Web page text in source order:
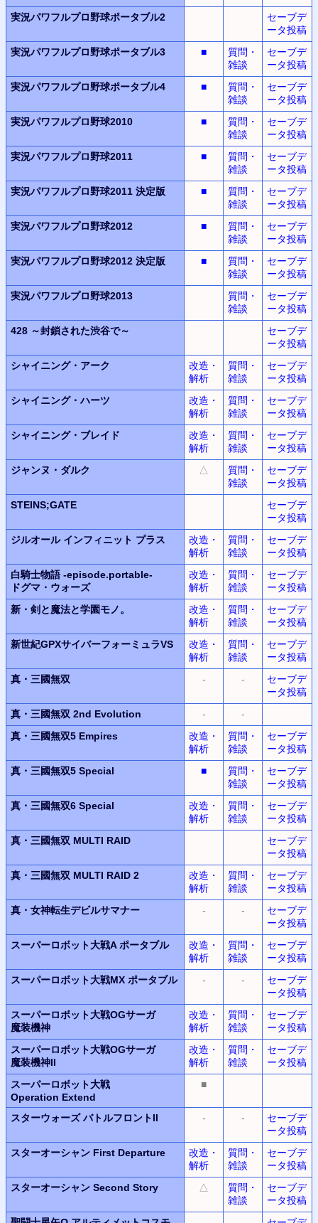
実況パワフルプロ野球ポータブル2
セーブデ
ータ投稿
実況パワフルプロ野球ポータブル3
■
質問・
雑談
セーブデ
ータ投稿
実況パワフルプロ野球ポータブル4
■
質問・
雑談
セーブデ
ータ投稿
実況パワフルプロ野球2010
■
質問・
雑談
セーブデ
ータ投稿
実況パワフルプロ野球2011
■
質問・
雑談
セーブデ
ータ投稿
実況パワフルプロ野球2011 決定版 ■
質問・
雑談
セーブデ
ータ投稿
実況パワフルプロ野球2012
■
質問・
雑談
セーブデ
ータ投稿
実況パワフルプロ野球2012 決定版 ■
質問・
雑談
セーブデ
ータ投稿
実況パワフルプロ野球2013
質問・
雑談
セーブデ
ータ投稿
428 ～封鎖された渋谷で～
セーブデ
ータ投稿
シャイニング・アーク
改造・
解析
質問・
雑談
セーブデ
ータ投稿
シャイニング・ハーツ
改造・
解析
質問・
雑談
セーブデ
ータ投稿
シャイニング・ブレイド
改造・
解析
質問・
雑談
セーブデ
ータ投稿
ジャンヌ・ダルク
△
質問・
雑談
セーブデ
ータ投稿
STEINS;GATE
セーブデ
ータ投稿
ジルオール インフィニット プラス
改造・
解析
質問・
雑談
セーブデ
ータ投稿
白騎士物語 -episode.portable-
ドグマ・ウォーズ
改造・
解析
質問・
雑談
セーブデ
ータ投稿
新・剣と魔法と学園モノ。
改造・
解析
質問・
雑談
セーブデ
ータ投稿
新世紀GPXサイバーフォーミュラVS
改造・
解析
質問・
雑談
セーブデ
ータ投稿
真・三國無双
- -
セーブデ
ータ投稿
真・三國無双 2nd Evolution
-
-
真・三國無双5 Empires
改造・
解析
質問・
雑談
セーブデ
ータ投稿
真・三國無双5 Special
■
質問・
雑談
セーブデ
ータ投稿
真・三國無双6 Special
改造・
解析
質問・
雑談
セーブデ
ータ投稿
真・三國無双 MULTI RAID
セーブデ
ータ投稿
真・三國無双 MULTI RAID 2
改造・
解析
質問・
雑談
セーブデ
ータ投稿
真・女神転生デビルサマナー
- -
セーブデ
ータ投稿
スーパーロボット大戦A ポータブル
改造・
解析
質問・
雑談
セーブデ
ータ投稿
スーパーロボット大戦MX ポータブル
- -
セーブデ
ータ投稿
スーパーロボット大戦OGサーガ
魔装機神
改造・
解析
質問・
雑談
セーブデ
ータ投稿
スーパーロボット大戦OGサーガ
魔装機神II
改造・
解析
質問・
雑談
セーブデ
ータ投稿
スーパーロボット大戦
Operation Extend
■
スターウォーズ バトルフロントII - -
セーブデ
ータ投稿
スターオーシャン First Departure
改造・
解析
質問・
雑談
セーブデ
ータ投稿
スターオーシャン Second Story △
質問・
雑談
セーブデ
ータ投稿